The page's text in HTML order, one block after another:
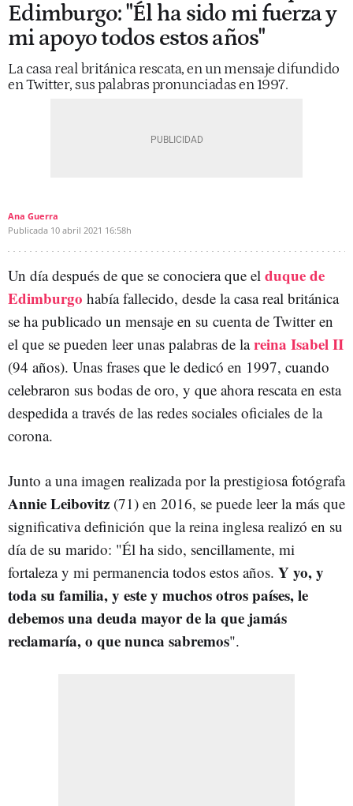
Edimburgo: "Él ha sido mi fuerza y
mi apoyo todos estos años"
La casa real británica rescata, en un mensaje difundido
en Twitter, sus palabras pronunciadas en 1997.
Ana Guerra
Publicada 10 abril 2021 16:58h
Un día después de que se conociera que el duque de
Edimburgo había fallecido, desde la casa real británica
se ha publicado un mensaje en su cuenta de Twitter en
el que se pueden leer unas palabras de lareina Isabel II
(94 años). Unas frases que le dedicó en 1997, cuando
celebraron sus bodas de oro, y que ahora rescata en esta
despedida a través de las redes sociales oficiales de la
corona.
Junto a una imagen realizada por la prestigiosa fotógrafa
Annie Leibovitz (71) en 2016, se puede leer la más que
significativa definición que la reina inglesa realizó en su
día de su marido: "Él ha sido, sencillamente, mi
fortaleza y mi permanencia todos estos años. Y yo, y
toda su familia, y este y muchos otros países, le
debemos una deuda mayor de la que jamás
reclamaría, o que nunca sabremos".